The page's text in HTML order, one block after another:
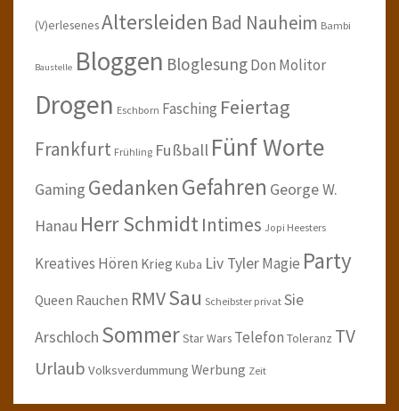
(V)erlesenesAltersleiden Bad Nauheim Bambi
Baustelle Bloggen BloglesungDon Molitor
Drogen Eschborn Fasching Feiertag
Frankfurt Frühling Fußball Fünf Worte
Gaming GedankenGefahren George W.
Hanau Herr SchmidtIntimes Jopi Heesters
Kreatives Hören Krieg Kuba Liv TylerMagie Party
Queen Rauchen RMVSau Scheibster privat Sie
Arschloch SommerStar Wars Telefon Toleranz TV
Urlaub Volksverdummung Werbung Zeit